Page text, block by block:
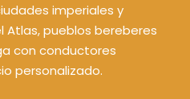
imperiales y
Atlas, pueblos bereberes
con conductores
personalizado.